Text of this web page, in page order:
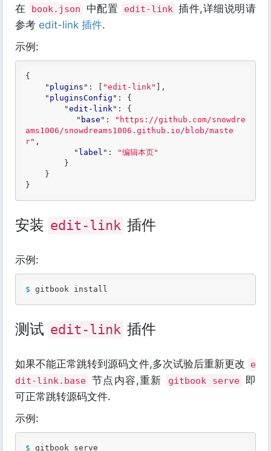
在 book.json 中配置 edit-link 插件,详细说明请
参考 edit-link 插件.
示例:
{
    "
plugins ": [ "edit-link" ] ,
    "
pluginsConfig ": {
        "
edit-link ": {
          "
base ":
"https://github.com/snowdre
ams1006/snowdreams1006.github.io/blob/maste
r" ,
          "
label ":
"编辑本页"
}
安装 edit-link 插件
示例:
$
测试 edit-link 插件
如果不能正常跳转到源码文件,多次试验后重新更改
e
dit-link.base 节点内容,重新 gitbook serve
即
可正常跳转源码文件.
示例:
$